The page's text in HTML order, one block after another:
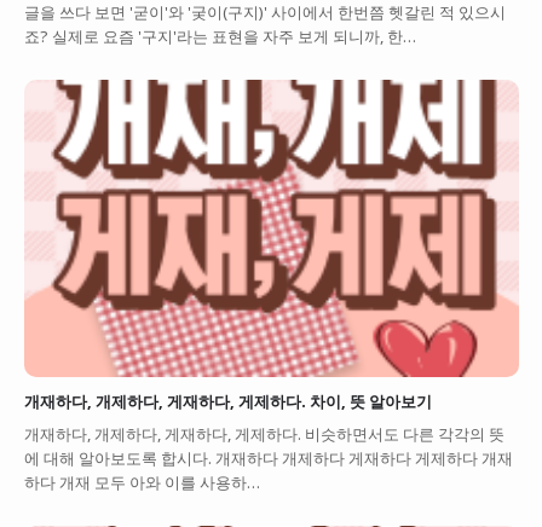
글을 쓰다 보면 '굳이'와 '궂이(구지)' 사이에서 한번쯤 헷갈린 적 있으시
죠? 실제로 요즘 '구지'라는 표현을 자주 보게 되니까, 한…
개재하다, 개제하다, 게재하다, 게제하다. 차이, 뜻 알아보기
개재하다, 개제하다, 게재하다, 게제하다. 비슷하면서도 다른 각각의 뜻
에 대해 알아보도록 합시다. 개재하다 개제하다 게재하다 게제하다 개재
하다 개재 모두 아와 이를 사용하…